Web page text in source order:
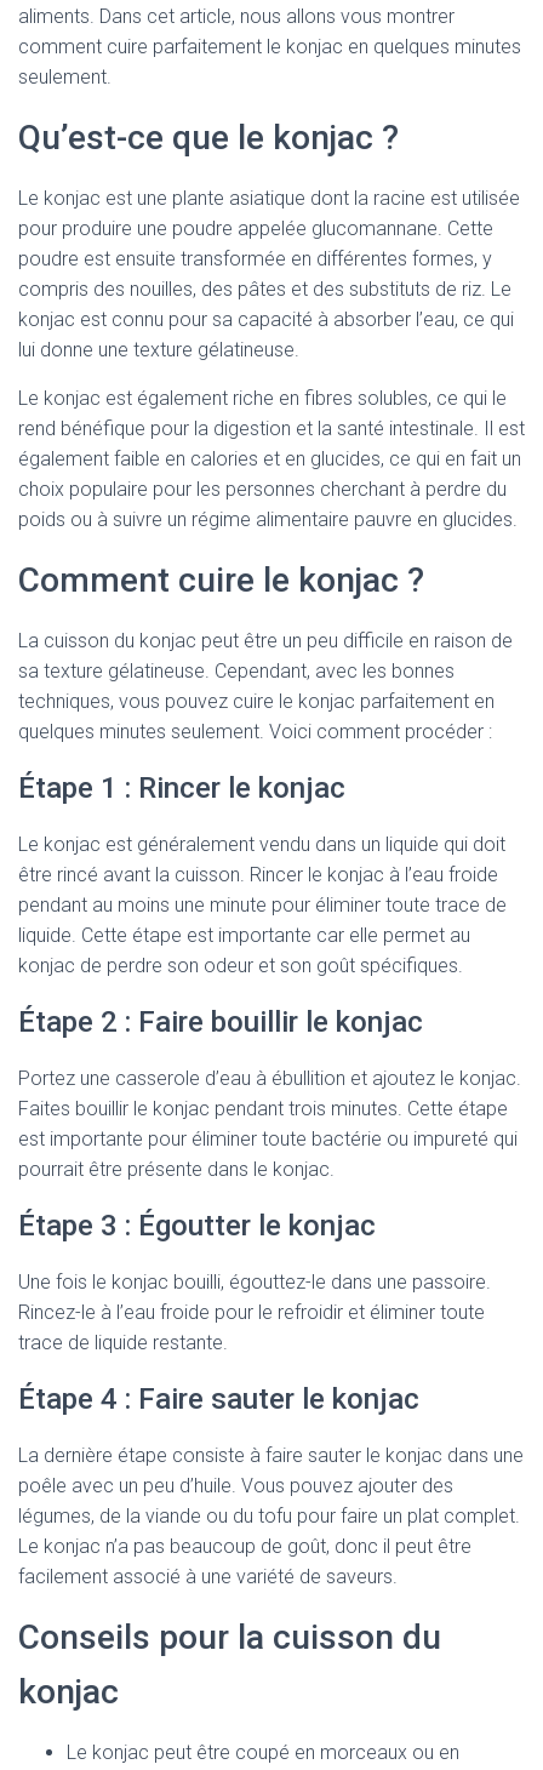
aliments. Dans cet article, nous allons vous montrer
comment cuire parfaitement le konjac en quelques minutes
seulement.
Qu’est-ce que le konjac ?
Le konjac est une plante asiatique dont la racine est utilisée
pour produire une poudre appelée glucomannane. Cette
poudre est ensuite transformée en différentes formes, y
compris des nouilles, des pâtes et des substituts de riz. Le
konjac est connu pour sa capacité à absorber l’eau, ce qui
lui donne une texture gélatineuse.
Le konjac est également riche en fibres solubles, ce qui le
rend bénéfique pour la digestion et la santé intestinale. Il est
également faible en calories et en glucides, ce qui en fait un
choix populaire pour les personnes cherchant à perdre du
poids ou à suivre un régime alimentaire pauvre en glucides.
Comment cuire le konjac ?
La cuisson du konjac peut être un peu difficile en raison de
sa texture gélatineuse. Cependant, avec les bonnes
techniques, vous pouvez cuire le konjac parfaitement en
quelques minutes seulement. Voici comment procéder :
Étape 1 : Rincer le konjac
Le konjac est généralement vendu dans un liquide qui doit
être rincé avant la cuisson. Rincer le konjac à l’eau froide
pendant au moins une minute pour éliminer toute trace de
liquide. Cette étape est importante car elle permet au
konjac de perdre son odeur et son goût spécifiques.
Étape 2 : Faire bouillir le konjac
Portez une casserole d’eau à ébullition et ajoutez le konjac.
Faites bouillir le konjac pendant trois minutes. Cette étape
est importante pour éliminer toute bactérie ou impureté qui
pourrait être présente dans le konjac.
Étape 3 : Égoutter le konjac
Une fois le konjac bouilli, égouttez-le dans une passoire.
Rincez-le à l’eau froide pour le refroidir et éliminer toute
trace de liquide restante.
Étape 4 : Faire sauter le konjac
La dernière étape consiste à faire sauter le konjac dans une
poêle avec un peu d’huile. Vous pouvez ajouter des
légumes, de la viande ou du tofu pour faire un plat complet.
Le konjac n’a pas beaucoup de goût, donc il peut être
facilement associé à une variété de saveurs.
Conseils pour la cuisson du
konjac
Le konjac peut être coupé en morceaux ou en